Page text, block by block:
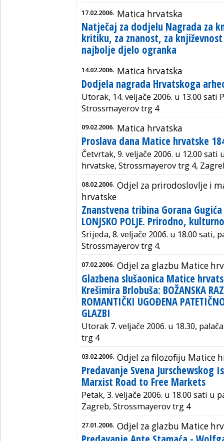
17.02.2006. Matica hrvatska
Natječaj za dodjelu Nagrada za
kritiku, za znanost, za
najbolje djelo ogranka
14.02.2006. Matica hrvatska
Dodjela nagrada Hrvatskoga
Utorak, 14. veljače 2006. u 13.00 sati
Strossmayerov trg 4
09.02.2006. Matica hrvatska
Proslava dana Matice hrvatske
Četvrtak, 9. veljače 2006. u 12.00 sati
hrvatske, Strossmayerov trg 4,
08.02.2006. Odjel za prirodoslovlje i
hrvatske
Znanstvena tribina Gorana Gugića
LONJSKO POLJE. Prirodno,
Srijeda, 8. veljače 2006. u 18.00 sati,
Strossmayerov trg 4.
07.02.2006. Odjel za glazbu Matice
Glazbena slušaonica Matice
Krešimira Brlobuša: BOŽANSKA
ROMANTIČKI UGOĐENA
GLAZBI
Utorak 7. veljače 2006. u 18.30,
trg 4
03.02.2006. Odjel za filozofiju Matice
Predavanje Svena Jurschewskog
Marxist Road to Free Markets
Petak, 3. veljače 2006. u 18.00 sati u
Zagreb, Strossmayerov trg 4
27.01.2006. Odjel za glazbu Matice